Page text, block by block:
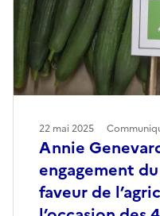
Annie
engagement
faveur de
22 mai 2025